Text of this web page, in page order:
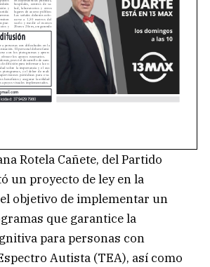
Rotela Cañete, del Partido
un proyecto de ley en la
objetivo de implementar un
que garantice la
para personas con
Autista (TEA), así como